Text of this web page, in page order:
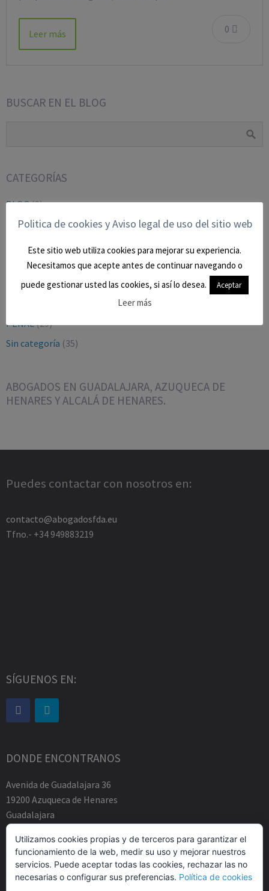
0
Leer más
BUSCAR EN EL BLOG
CATEGORÍAS
BLOG(9)
CIVIL(27)
CONTENCIOSO-ADMTVO.
(9)
LABORAL Y SEGURIDAD SOCIAL(16)
Mercantil (2)
PENAL(29)
Sin categoría (35)
ABOGADOS EN GUADALAJARA, AZUQUECA DE
HENARES Y ALCALÁ DE HENARES.
Puedes contactar con nosotros en:
contacto@abogadosfda.eu
Tfno.- +34 949883219
SÍGUENOS EN:
DONDE ENCONTRANOS
Avenida de Guadalajara 36
19200 Azuqueca de Henares
Guadalajara
Tfno.-+34 949883219
contacto@abogadosfda.eu
Mañanas de 10:00a 14:00
Tardes de 17:00 a 20:00
Politica de cookies y Aviso legal de uso del sitio web
Este sitio web utiliza cookies para mejorar su experiencia.
Necesitamos que acepte antes de continuar navegando o
puede gestionar usted las cookies, si así lo desea.
Aceptar
Leer más
Utilizamos cookies propias y de terceros para garantizar el
funcionamiento de la web, medir su uso y mejorar nuestros
servicios. Puede aceptar todas las cookies, rechazar las no
necesarias o configurar sus preferencias. Política de cookies